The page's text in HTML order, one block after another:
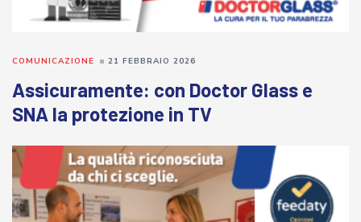
Assicuramente: con Doctor Glass e
SNA la protezione in TV
COMUNICAZIONE 21 FEBBRAIO 2026